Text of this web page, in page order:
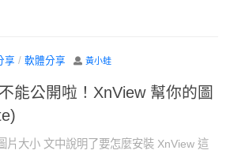
享 / 軟體分享 黃小蛙
能公開啦！XnView 幫你的圖
片大小 文中說明了要怎麼安裝 XnView 這